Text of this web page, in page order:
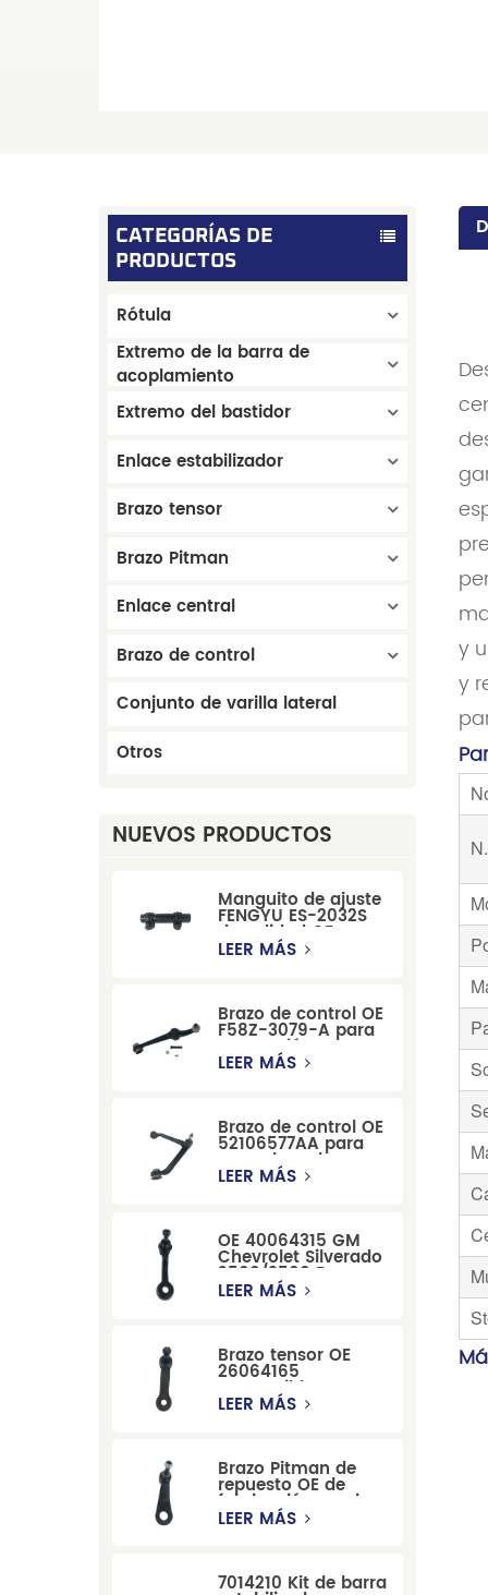
CATEGORÍAS DE
PRODUCTOS
Rótula
Extremo de la barra de
acoplamiento
Extremo del bastidor
Enlace estabilizador
Brazo tensor
Brazo Pitman
Enlace central
Brazo de control
Conjunto de varilla lateral
Otros
NUEVOS PRODUCTOS
Manguito de ajuste
FENGYU ES-2032S
de calidad OE para
Mercury, Pontiac,
LEER MÁS
Brazo de control OE
F58Z-3079-A para
suspensión
delantera de Ford
LEER MÁS
Brazo de control OE
52106577AA para
reemplazo de
suspensión de
Durango
LEER MÁS
OE 40064315 GM
Chevrolet Silverado
2500/3500 Brazo
tensor para una
LEER MÁS
Brazo tensor OE
26064165
compatible con
modelos Cadillac
LEER MÁS
Brazo Pitman de
repuesto OE de
fabricación precisa
12479051, fabricado
Cadillac, Chevrolet
LEER MÁS
7014210 Kit de barra
y
y